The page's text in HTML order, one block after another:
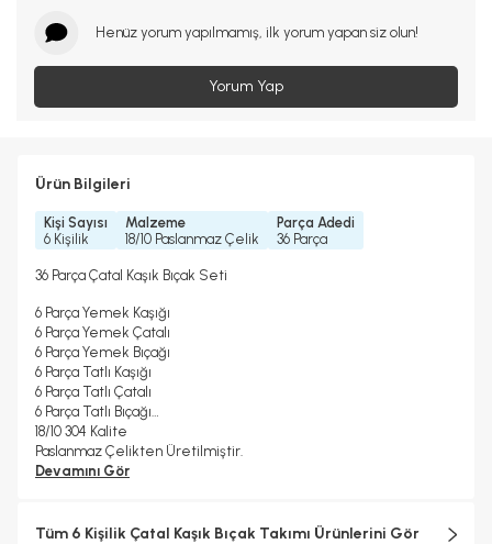
Henüz yorum yapılmamış, ilk yorum yapan siz olun!
Yorum Yap
Ürün Bilgileri
Kişi Sayısı
6 Kişilik
Malzeme
18/10 Paslanmaz Çelik
Parça Adedi
36 Parça
36 Parça Çatal Kaşık Bıçak Seti
6 Parça Yemek Kaşığı
6 Parça Yemek Çatalı
6 Parça Yemek Bıçağı
6 Parça Tatlı Kaşığı
6 Parça Tatlı Çatalı
6 Parça Tatlı Bıçağı
18/10 304 Kalite
Paslanmaz Çelikten Üretilmiştir.
PVD Titanyum Kaplama
Günlük kullanım için uygundur.
Devamını Gör
Tüm 6 Kişilik Çatal Kaşık Bıçak Takımı Ürünlerini Gör